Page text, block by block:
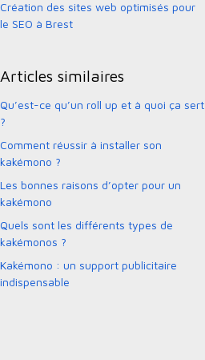
Création des sites web optimisés pour
le SEO à Brest
Articles similaires
Qu’est-ce qu’un roll up et à quoi ça sert
?
Comment réussir à installer son
kakémono ?
Les bonnes raisons d’opter pour un
kakémono
Quels sont les différents types de
kakémonos ?
Kakémono : un support publicitaire
indispensable